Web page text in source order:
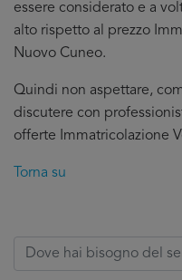
essere considerato e a
alto rispetto al prezzo
Nuovo Cuneo.
Quindi non aspettare,
discutere con
offerte Immatricolazione
Torna su